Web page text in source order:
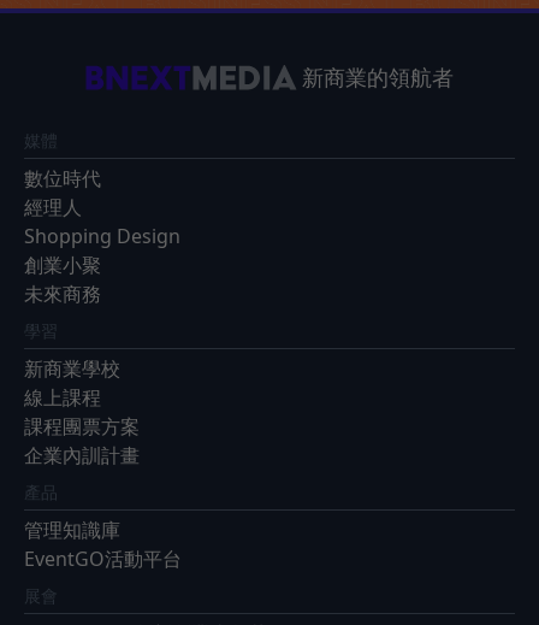
新商業的領航者
媒體
數位時代
經理人
Shopping Design
創業小聚
未來商務
學習
新商業學校
線上課程
課程團票方案
企業內訓計畫
產品
管理知識庫
EventGO活動平台
展會